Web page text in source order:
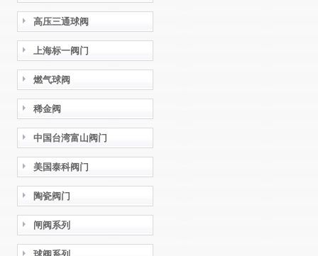
高压三通球阀
上海标一阀门
燃气球阀
稀金阀
中国台湾富山阀门
美国泰科阀门
陶瓷阀门
闸阀系列